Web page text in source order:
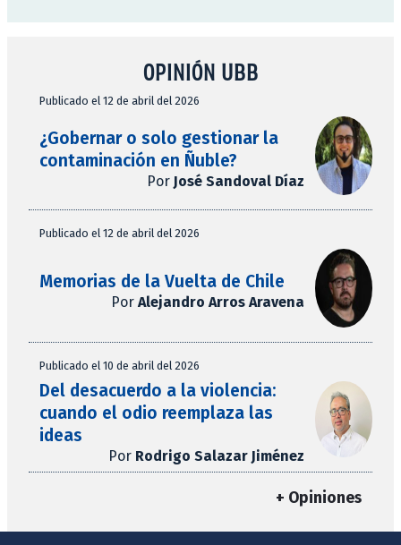
OPINIÓN UBB
Publicado el 12 de abril del 2026
¿Gobernar o solo gestionar la
contaminación en Ñuble?
Por José Sandoval Díaz
Publicado el 12 de abril del 2026
Memorias de la Vuelta de Chile
Por Alejandro Arros Aravena
Publicado el 10 de abril del 2026
Del desacuerdo a la violencia:
cuando el odio reemplaza las
ideas
Por Rodrigo Salazar Jiménez
+ Opiniones